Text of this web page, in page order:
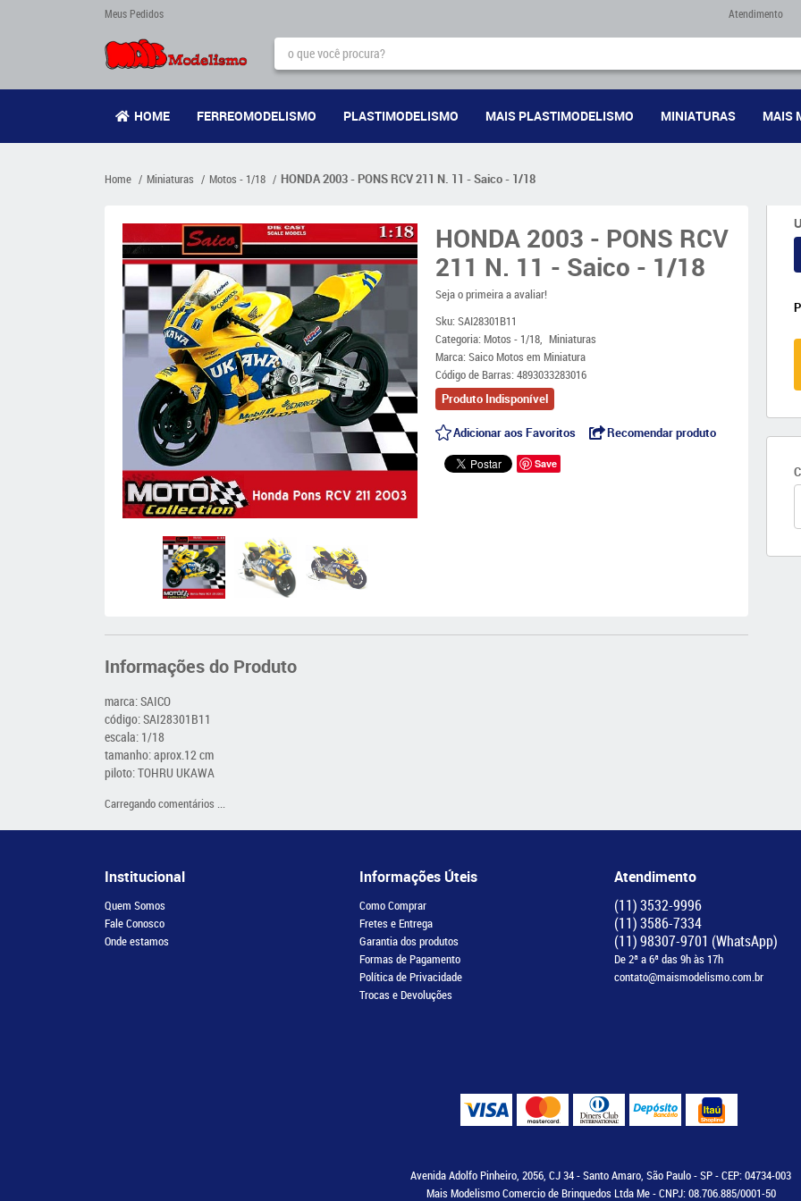
Meus Pedidos Atendimento
HOME FERREOMODELISMO PLASTIMODELISMO MAIS PLASTIMODELISMO MINIATURAS MAIS
Home Miniaturas Motos - 1/18 HONDA 2003 - PONS RCV 211 N. 11 - Saico - 1/18
HONDA 2003 - PONS RCV
211 N. 11 - Saico - 1/18
Seja o primeira a avaliar!
Sku:SAI28301B11
Categoria: Motos - 1/18
Miniaturas
Marca:Saico Motos em Miniatura
Código de Barras:4893033283016
Produto Indisponível
Adicionar aos Favoritos Recomendar produto
Save
Informações do Produto
marca: SAICO
código: SAI28301B11
escala: 1/18
tamanho: aprox.12 cm
piloto: TOHRU UKAWA
Carregando comentários ...
Institucional
Quem Somos
Fale Conosco
Onde estamos
Informações Úteis
Como Comprar
Fretes e Entrega
Garantia dos produtos
Formas de Pagamento
Política de Privacidade
Trocas e Devoluções
Atendimento
(11)3532-9996
(11)3586-7334
(11)98307-9701 (WhatsApp)
De 2ª a 6ª das 9h às 17h
contato@maismodelismo.com.br
Avenida Adolfo Pinheiro, 2056, CJ 34-Santo Amaro, São Paulo-SP-CEP: 04734-003
Mais Modelismo Comercio de Brinquedos Ltda Me - CNPJ: 08.706.885/0001-50